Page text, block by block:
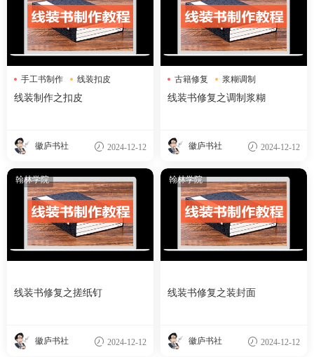
手工书制作
线装扣皮
装帧工艺
线装制作之扣皮
徽庐书社 2024-12-12
古籍修复
浆糊调制
线装书修复
线装书修复之调制浆糊
徽庐书社 2024-12-12
翰林学院
线装书修复之搓纸钉
徽庐书社 2024-12-12
翰林学院
线装书修复之装封面
徽庐书社 2024-12-12